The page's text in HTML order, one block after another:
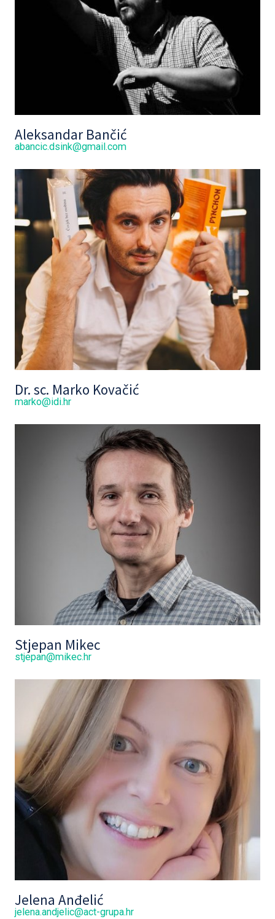
Aleksandar Bančić
abancic.dsink@gmail.com
Dr. sc. Marko Kovačić
marko@idi.hr
Stjepan Mikec
stjepan@mikec.hr
Jelena Anđelić
jelena.andjelic@act-grupa.hr